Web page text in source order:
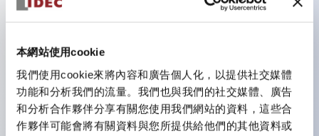
本網站使用cookie
我們使用cookie來將內容和廣告個人化，以提供社交媒體
功能和分析我們的流量。我們也與我們的社交媒體、廣告
和分析合作夥伴分享有關您使用我們網站的資料，這些合
作夥伴可能會將有關資料與您所提供給他們的其他資料或
支援分離型／單板式
優秀的防水性能。保護結構IP65
按鈕開關、選擇開關、帶鎖選擇開關最多3c接點。
邊框顏色有黑色與金屬色兩種。
LED照明帶來明亮且清晰的照明面